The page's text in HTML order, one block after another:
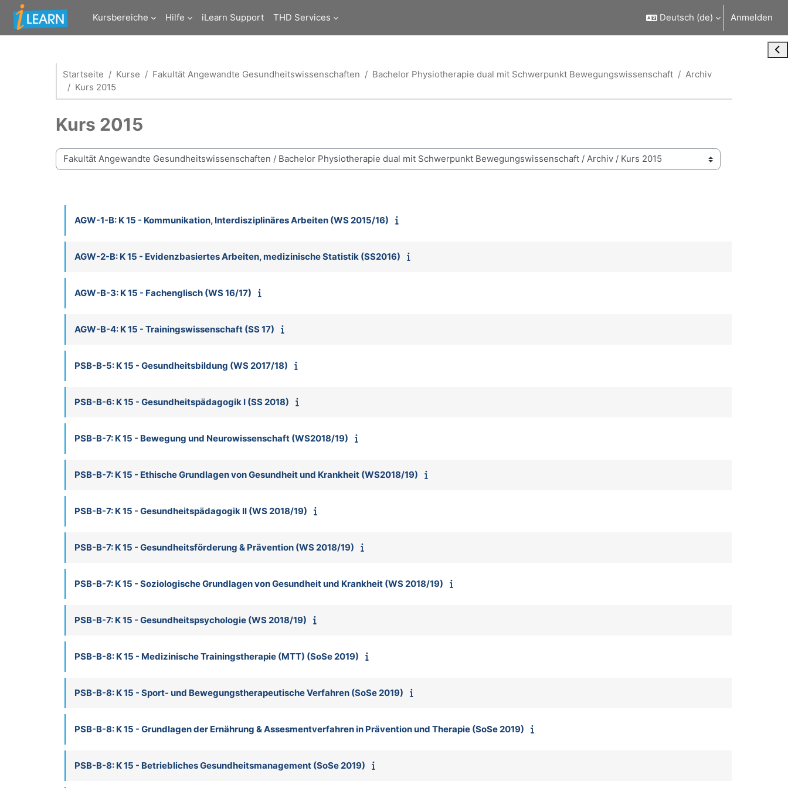
Zum Hauptinhalt
Kursbereiche
Hilfe iLearn Support THD Services Deutsch ‎(de)‎ Anmelden
Startseite Kurse Fakultät Angewandte Gesundheitswissenschaften Bachelor Physiotherapie dual mit Schwerpunkt Bewegungswissenschaft
Archiv
Kurs 2015
Kurs 2015
Kursbereiche
AGW-1-B: K 15 - Kommunikation, Interdisziplinäres Arbeiten (WS 2015/16)
AGW-2-B: K 15 - Evidenzbasiertes Arbeiten, medizinische Statistik (SS2016)
AGW-B-3: K 15 - Fachenglisch (WS 16/17)
AGW-B-4: K 15 - Trainingswissenschaft (SS 17)
PSB-B-5: K 15 - Gesundheitsbildung (WS 2017/18)
PSB-B-6: K 15 - Gesundheitspädagogik I (SS 2018)
PSB-B-7: K 15 - Bewegung und Neurowissenschaft (WS2018/19)
PSB-B-7: K 15 - Ethische Grundlagen von Gesundheit und Krankheit (WS2018/19)
PSB-B-7: K 15 - Gesundheitspädagogik II (WS 2018/19)
PSB-B-7: K 15 - Gesundheitsförderung & Prävention (WS 2018/19)
PSB-B-7: K 15 - Soziologische Grundlagen von Gesundheit und Krankheit (WS 2018/19)
PSB-B-7: K 15 - Gesundheitspsychologie (WS 2018/19)
PSB-B-8: K 15 - Medizinische Trainingstherapie (MTT) (SoSe 2019)
PSB-B-8: K 15 - Sport- und Bewegungstherapeutische Verfahren (SoSe 2019)
PSB-B-8: K 15 - Grundlagen der Ernährung & Assesmentverfahren in Prävention und Therapie (SoSe 2019)
PSB-B-8: K 15 - Betriebliches Gesundheitsmanagement (SoSe 2019)